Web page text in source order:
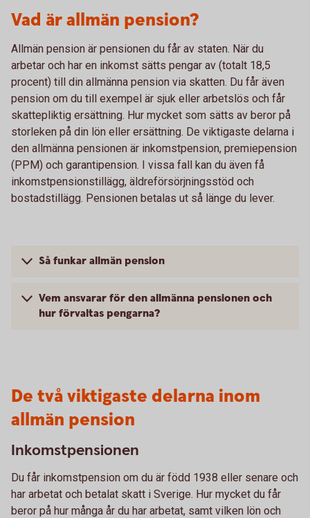
Vad är allmän pension?
Allmän pension är pensionen du får av staten. När du
arbetar och har en inkomst sätts pengar av (totalt 18,5
procent) till din allmänna pension via skatten. Du får även
pension om du till exempel är sjuk eller arbetslös och får
skattepliktig ersättning. Hur mycket som sätts av beror på
storleken på din lön eller ersättning. De viktigaste delarna i
den allmänna pensionen är inkomstpension, premiepension
(PPM) och garantipension. I vissa fall kan du även få
inkomstpensionstillägg, äldreförsörjningsstöd och
bostadstillägg. Pensionen betalas ut så länge du lever.
Så funkar allmän pension
Vem ansvarar för den allmänna pensionen och
hur förvaltas pengarna?
De två viktigaste delarna inom
allmän pension
Inkomstpensionen
Du får inkomstpension om du är född 1938 eller senare och
har arbetat och betalat skatt i Sverige. Hur mycket du får
beror på hur många år du har arbetat, samt vilken lön och